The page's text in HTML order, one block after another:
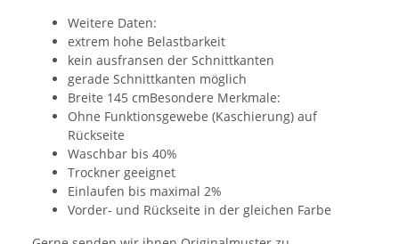
Weitere Daten:
extrem hohe Belastbarkeit
kein ausfransen der Schnittkanten
gerade Schnittkanten möglich
Breite 145 cmBesondere Merkmale:
Ohne Funktionsgewebe (Kaschierung) auf
Rückseite
Waschbar bis 40%
Trockner geeignet
Einlaufen bis maximal 2%
Vorder- und Rückseite in der gleichen Farbe